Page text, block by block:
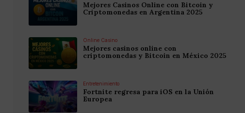
Mejores Casinos Online con Bitcoin y
Criptomonedas en Argentina 2025
Online Casino
Mejores casinos online con
criptomonedas y Bitcoin en México 2025
Entretenimiento
Fortnite regresa para iOS en la Unión
Europea